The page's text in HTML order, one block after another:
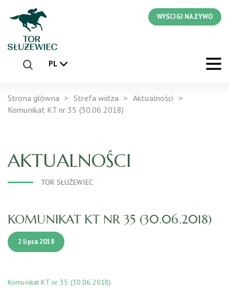
WYŚCIGI NA ŻYWO
PL
Strona główna Strefa widza
Aktualności
Komunikat KT nr 35 (30.06.2018)
AKTUALNOŚCI
TOR SŁUŻEWIEC
KOMUNIKAT KT NR 35 (30.06.2018)
2 lipca 2018
Komunikat KT nr 35 (30.06.2018)